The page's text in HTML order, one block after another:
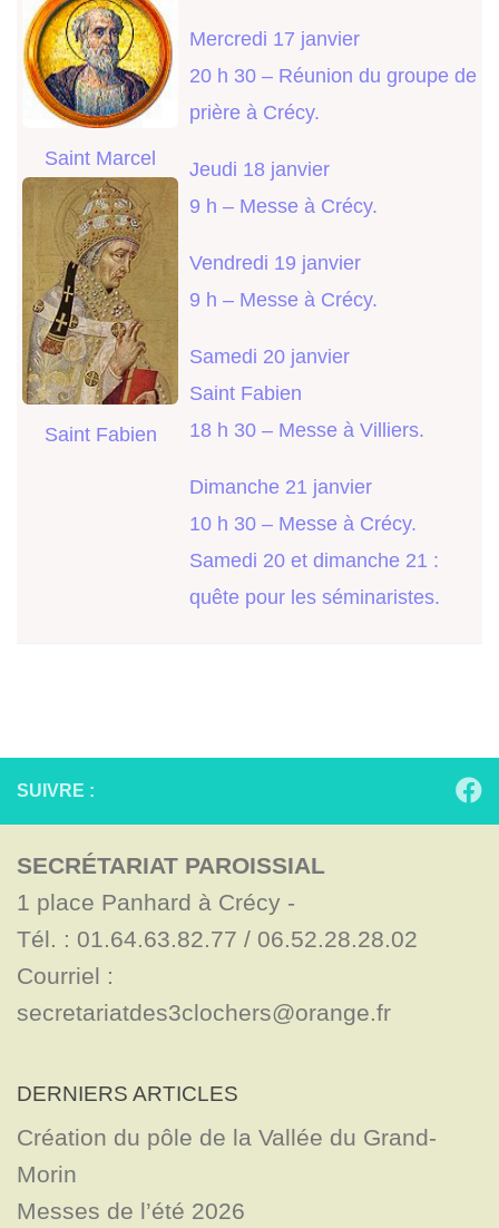
Saint Marcel
Saint Fabien
Mercredi 17 janvier
20 h 30 – Réunion du groupe de
prière à Crécy.
Jeudi 18 janvier
9 h – Messe à Crécy.
Vendredi 19 janvier
9 h – Messe à Crécy.
Samedi 20 janvier
Saint Fabien
18 h 30 – Messe à Villiers.
Dimanche 21 janvier
10 h 30 – Messe à Crécy.
Samedi 20 et dimanche 21 :
quête pour les séminaristes.
SUIVRE :
SECRÉTARIAT PAROISSIAL
1 place Panhard à Crécy -
Tél. : 01.64.63.82.77 / 06.52.28.28.02
Courriel :
secretariatdes3clochers@orange.fr
DERNIERS ARTICLES
Création du pôle de la Vallée du Grand-
Morin
Messes de l’été 2026